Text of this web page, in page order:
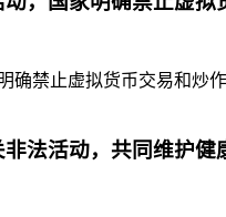
禁止虚拟货币交易和
法活动，共同维护